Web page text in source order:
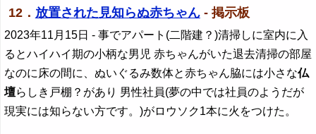
12． 放置された見知らぬ赤ちゃん- 掲示板
2023年11月15日 - 事でアパート(二階建？)清掃しに室内に入
るとハイハイ期の小柄な男児 赤ちゃんがいた退去清掃の部屋
なのに床の間に、ぬいぐるみ数体と赤ちゃん脇には小さな仏
壇らしき戸棚？があり 男性社員(夢の中では社員のようだが
現実には知らない方です。)がロウソク1本に火をつけた。